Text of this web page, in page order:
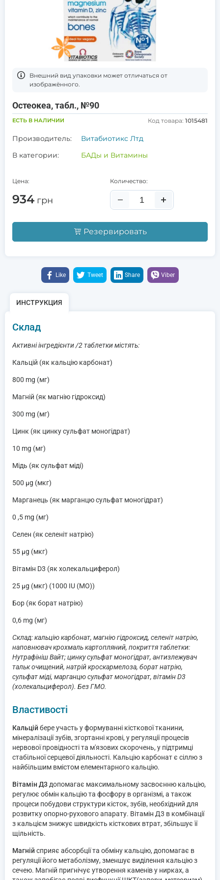
Bнешний вид упаковки может отличаться от
изображённого.
Остеокеа, табл., №90
ЕСТЬ В НАЛИЧИИ Код товара: 1015481
Производитель:
Витабиотикс Лтд
В категории:
БАДы и Витамины
Цена:
934 грн
Количество:
Резервировать
Like Tweet Share Viber
ИНСТРУКЦИЯ
Склад
Активні інгредієнти /2 таблетки містять:
Кальцій (як кальцію карбонат)
800 mg (мг)
Магній (як магнію гідроксид)
300 mg (мг)
Цинк (як цинку сульфат моногідрат)
10 mg (мг)
Мідь (як сульфат міді)
500 μg (мкг)
Марганець (як марганцю сульфат моногідрат)
0 ,5 mg (мг)
Селен (як селеніт натрію)
55 μg (мкг)
Вітамін D3 (як холекальциферол)
25 μg (мкг) (1000 IU (МО))
Бор (як борат натрію)
0,6 mg (мг)
Склад: кальцію карбонат, магнію гідроксид, селеніт натрію,
наповнювач крохмаль картопляний, покриття таблетки:
Нутрафініш Вайт; цинку сульфат моногідрат, антизлежувач
тальк очищений, натрій кроскармелоза, борат натрію,
сульфат міді, марганцю сульфат моногідрат, вітамін D3
(холекальциферол). Без ГМО.
Властивості
Кальцій бере участь у формуванні кісткової тканини,
мінералізації зубів, згортанні крові, у регуляції процесів
нервової провідності та м'язових скорочень, у підтримці
стабільної серцевої діяльності. Кальцію карбонат є сіллю з
найбільшим вмістом елементарного кальцію.
Вітамін Д3допомагає максимальному засвоєнню кальцію,
регулює обмін кальцію та фосфору в організмі, а також
процеси побудови структури кісток, зубів, необхідний для
розвитку опорно-рухового апарату. Вітамін Д3 в комбінації
з кальцієм знижує швидкість кісткових втрат, збільшує її
щільність.
Магній сприяє абсорбції та обміну кальцію, допомагає в
регуляції його метаболізму, зменшує виділення кальцію з
сечею. Магній пригнічує утворення каменів у нирках, а